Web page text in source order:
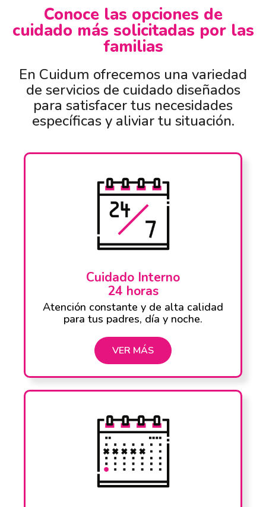
Conoce las opciones de
cuidado más solicitadas por las
familias
En Cuidum ofrecemos una variedad
de servicios de cuidado diseñados
para satisfacer tus necesidades
específicas y aliviar tu situación.
Cuidado Interno
24 horas
Atención constante y de alta calidad
para tus padres, día y noche.
VER MÁS